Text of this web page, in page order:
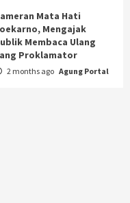
Mata Hati
Mengajak
Membaca Ulang
Proklamator
2 months ago Agung Portal